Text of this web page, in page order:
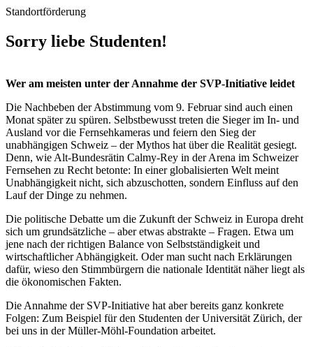
Standortförderung
Sorry liebe Studenten!
Wer am meisten unter der Annahme der SVP-Initiative leidet
Die Nachbeben der Abstimmung vom 9. Februar sind auch einen
Monat später zu spüren. Selbstbewusst treten die Sieger im In- und
Ausland vor die Fernsehkameras und feiern den Sieg der
unabhängigen Schweiz – der Mythos hat über die Realität gesiegt.
Denn, wie Alt-Bundesrätin Calmy-Rey in der Arena im Schweizer
Fernsehen zu Recht betonte: In einer globalisierten Welt meint
Unabhängigkeit nicht, sich abzuschotten, sondern Einfluss auf den
Lauf der Dinge zu nehmen.
Die politische Debatte um die Zukunft der Schweiz in Europa dreht
sich um grundsätzliche – aber etwas abstrakte – Fragen. Etwa um
jene nach der richtigen Balance von Selbstständigkeit und
wirtschaftlicher Abhängigkeit. Oder man sucht nach Erklärungen
dafür, wieso den Stimmbürgern die nationale Identität näher liegt als
die ökonomischen Fakten.
Die Annahme der SVP-Initiative hat aber bereits ganz konkrete
Folgen: Zum Beispiel für den Studenten der Universität Zürich, der
bei uns in der Müller-Möhl-Foundation arbeitet.